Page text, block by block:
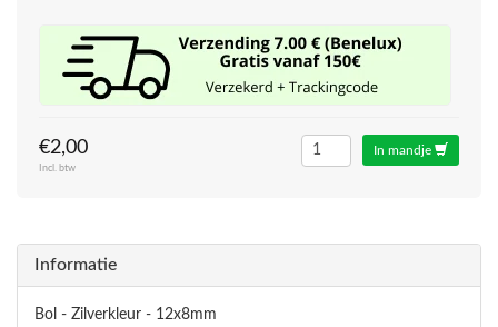
€2,00
Incl. btw
In mandje
Informatie
Bol - Zilverkleur - 12x8mm